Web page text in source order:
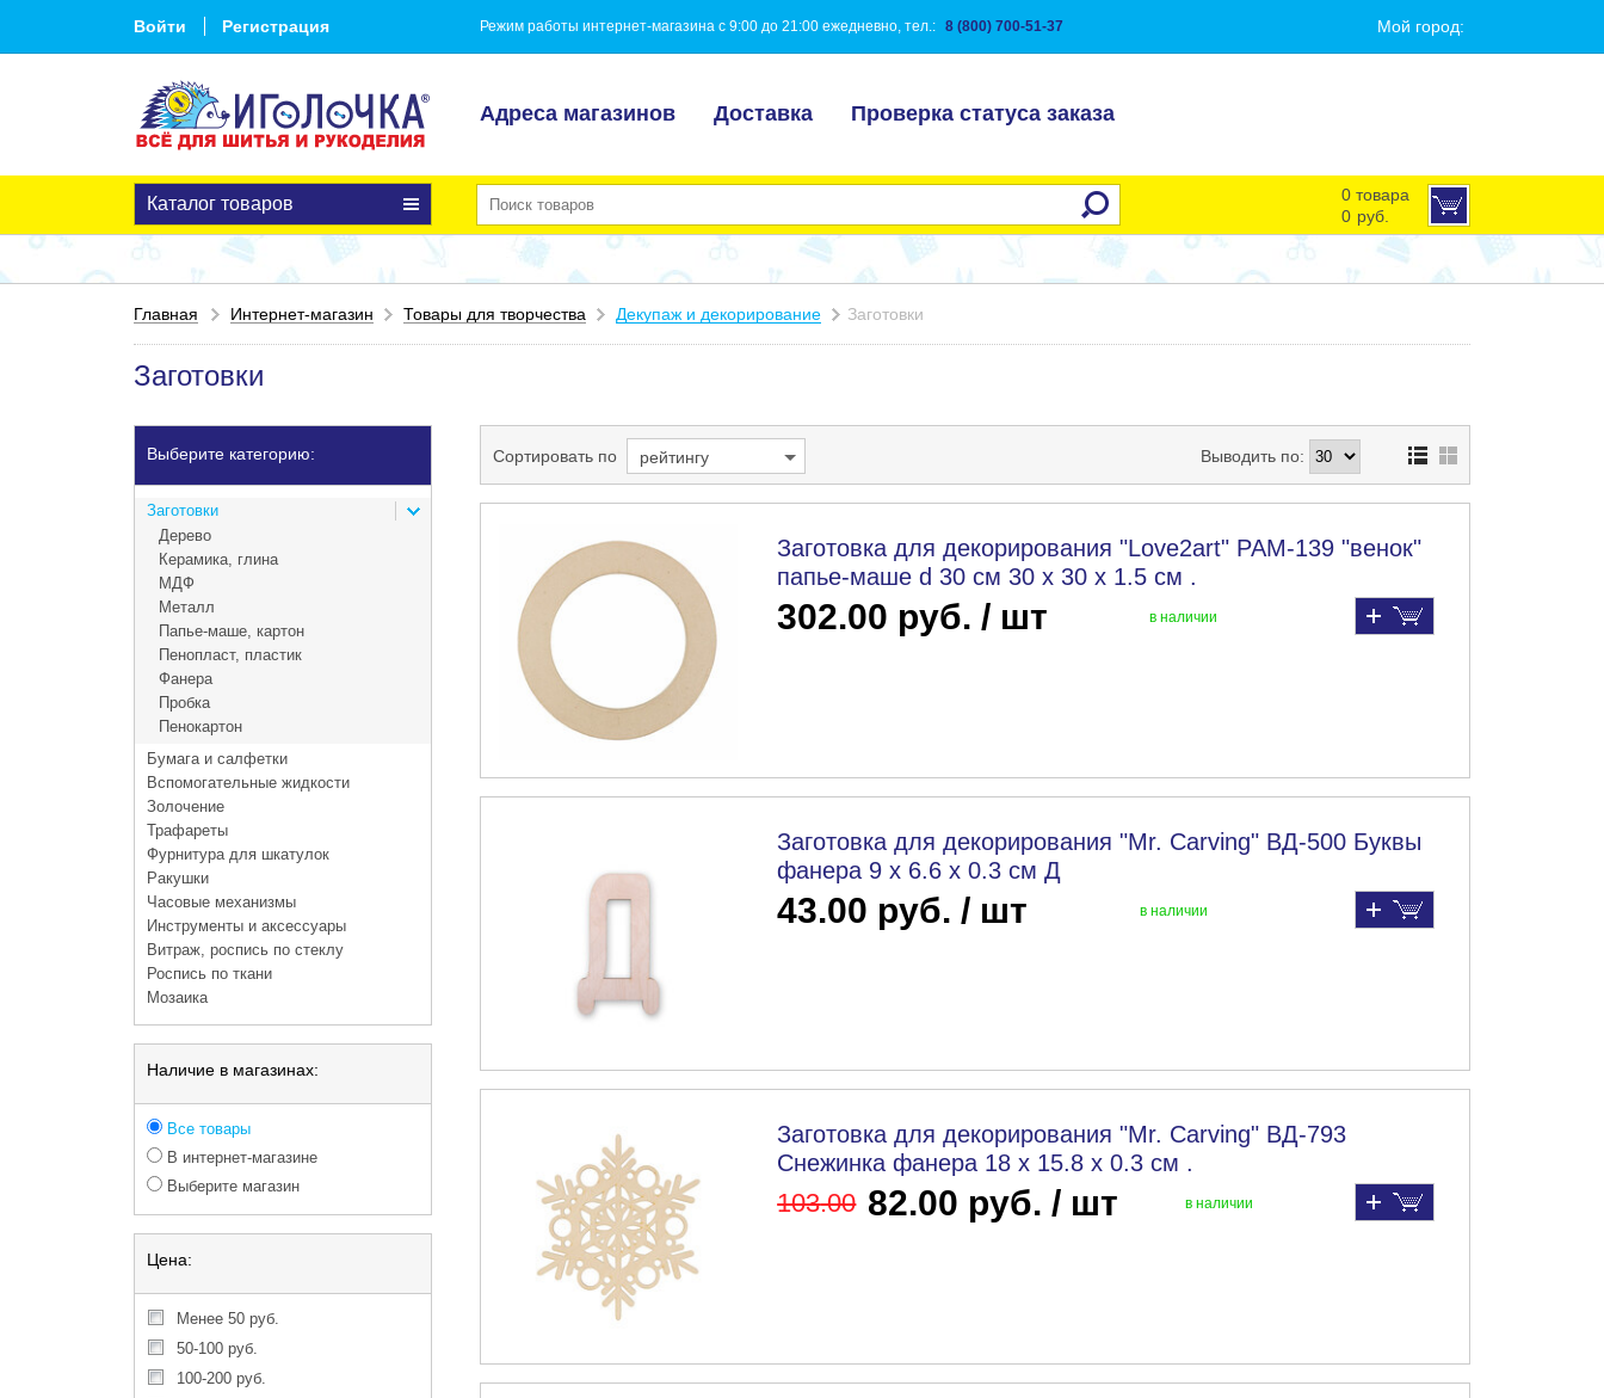
Войти Регистрация Режим работы интернет-магазина с 9:00 до 21:00 ежедневно, тел.: 8 (800) 700-51-37 Мой город:
Адреса магазинов Доставка Проверка статуса заказа
Каталог товаров
0 товара
0 руб.
Главная Интернет-магазин Товары для творчества Декупаж и декорирование Заготовки
Заготовки
Выберите категорию:
Заготовки
Дерево
Керамика, глина
МДФ
Металл
Папье-маше, картон
Пенопласт, пластик
Фанера
Пробка
Пенокартон
Бумага и салфетки
Вспомогательные жидкости
Золочение
Трафареты
Фурнитура для шкатулок
Ракушки
Часовые механизмы
Инструменты и аксессуары
Витраж, роспись по стеклу
Роспись по ткани
Мозаика
Наличие в магазинах:
Все товары
В интернет-магазине
Выберите магазин
Цена:
менее 50 руб.
50-100 руб.
100-200 руб.
Сортировать по рейтингу Выводить по:
Заготовка для декорирования "Love2art" PAM-139 "венок"
папье-маше d 30 см 30 х 30 х 1.5 см .
302.00 руб. / шт в наличии
Заготовка для декорирования "Mr. Carving" ВД-500 Буквы
фанера 9 х 6.6 х 0.3 см Д
43.00 руб. / шт в наличии
Заготовка для декорирования "Mr. Carving" ВД-793
Снежинка фанера 18 х 15.8 х 0.3 см .
103.00 82.00 руб. / шт в наличии